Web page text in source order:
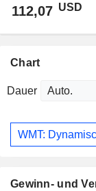
112,07 USD
Chart
Dauer
WMT:
Gewinn- und